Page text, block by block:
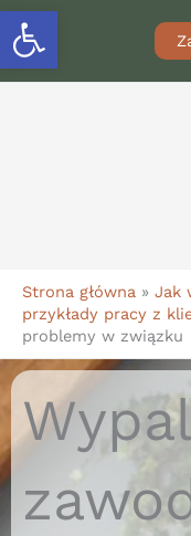
Przejdź
do
treści
Strona główna » Jak
przykłady pracy z
problemy w związku
Otwórz pasek narzędzi